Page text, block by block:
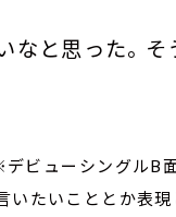
と思った。
デビューシングルB
いたいこととか表